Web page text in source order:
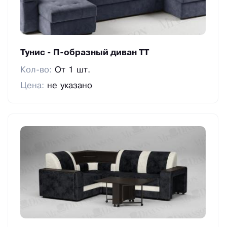
изделия в короткие сроки, обеспечивая при этом
стабильность и надёжность поставок.
Мы предлагаем для вас гибкую систему скидок, а
также специальные предложения на наши новые
модели.
Мы ведём эффективную складскую программу,
информацию о позициях на складе и
обеспечивает актуальность данных о наличии
товаров и их состоянии. Это оптимизирует
работу склада и улучшает бизнес-процессы.
Тунис - П-образный диван ТТ
Кол-во:От 1 шт.
Цена: не указано